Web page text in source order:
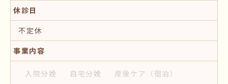
休診日
不定休
事業内容
入院分娩 自宅分娩 産後ケア （宿泊）